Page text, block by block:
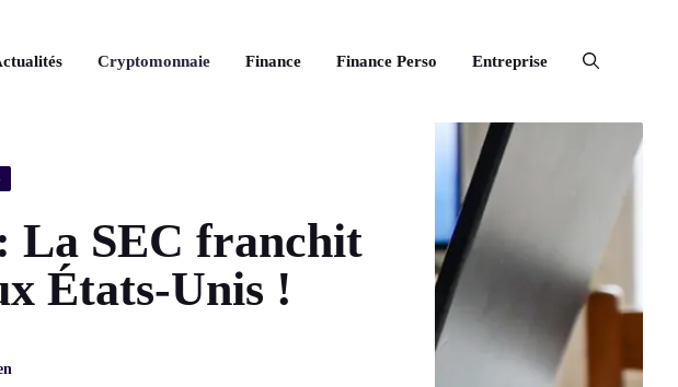
Cryptomonnaie Finance Finance Perso Entreprise
La SEC franchit
États-Unis !